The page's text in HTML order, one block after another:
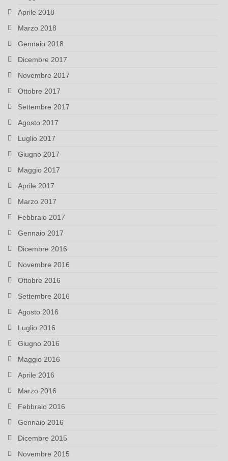
Aprile 2018
Marzo 2018
Gennaio 2018
Dicembre 2017
Novembre 2017
Ottobre 2017
Settembre 2017
Agosto 2017
Luglio 2017
Giugno 2017
Maggio 2017
Aprile 2017
Marzo 2017
Febbraio 2017
Gennaio 2017
Dicembre 2016
Novembre 2016
Ottobre 2016
Settembre 2016
Agosto 2016
Luglio 2016
Giugno 2016
Maggio 2016
Aprile 2016
Marzo 2016
Febbraio 2016
Gennaio 2016
Dicembre 2015
Novembre 2015